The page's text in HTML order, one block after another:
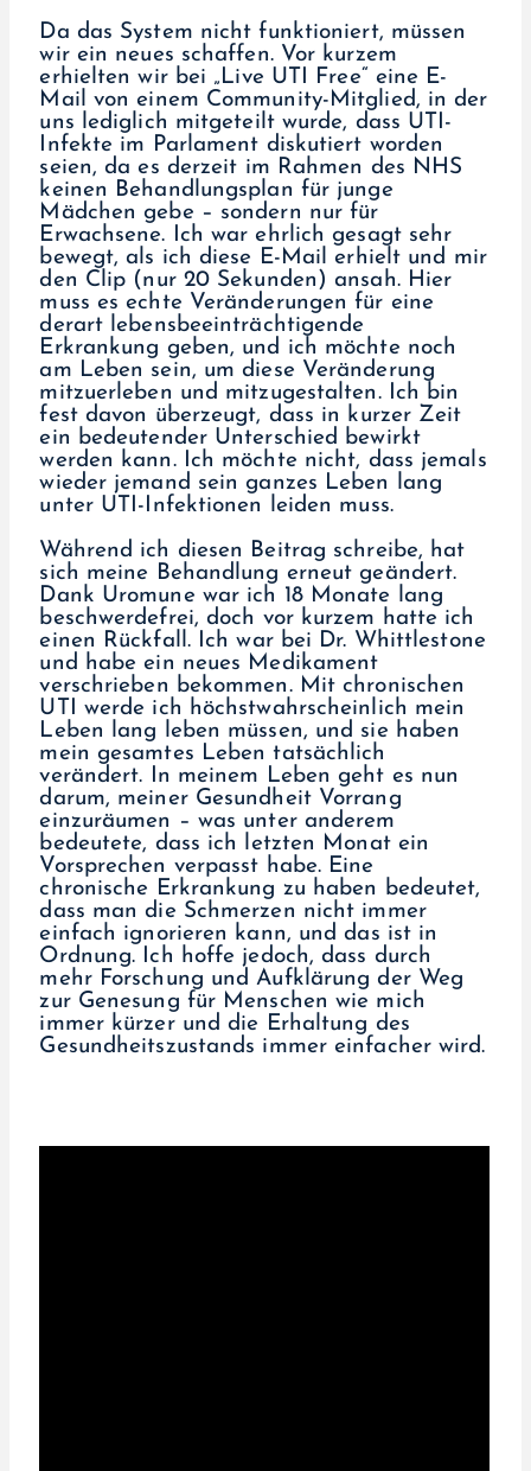
Da das System nicht funktioniert, müssen
wir ein neues schaffen. Vor kurzem
erhielten wir bei „Live UTI Free“ eine E-
Mail von einem Community-Mitglied, in der
uns lediglich mitgeteilt wurde, dass UTI-
Infekte im Parlament diskutiert worden
seien, da es derzeit im Rahmen des NHS
keinen Behandlungsplan für junge
Mädchen gebe – sondern nur für
Erwachsene. Ich war ehrlich gesagt sehr
bewegt, als ich diese E-Mail erhielt und mir
den Clip (nur 20 Sekunden) ansah. Hier
muss es echte Veränderungen für eine
derart lebensbeeinträchtigende
Erkrankung geben, und ich möchte noch
am Leben sein, um diese Veränderung
mitzuerleben und mitzugestalten. Ich bin
fest davon überzeugt, dass in kurzer Zeit
ein bedeutender Unterschied bewirkt
werden kann. Ich möchte nicht, dass jemals
wieder jemand sein ganzes Leben lang
unter UTI-Infektionen leiden muss.
Während ich diesen Beitrag schreibe, hat
sich meine Behandlung erneut geändert.
Dank Uromune war ich 18 Monate lang
beschwerdefrei, doch vor kurzem hatte ich
einen Rückfall. Ich war bei Dr. Whittlestone
und habe ein neues Medikament
verschrieben bekommen. Mit chronischen
UTI werde ich höchstwahrscheinlich mein
Leben lang leben müssen, und sie haben
mein gesamtes Leben tatsächlich
verändert. In meinem Leben geht es nun
darum, meiner Gesundheit Vorrang
einzuräumen – was unter anderem
bedeutete, dass ich letzten Monat ein
Vorsprechen verpasst habe. Eine
chronische Erkrankung zu haben bedeutet,
dass man die Schmerzen nicht immer
einfach ignorieren kann, und das ist in
Ordnung. Ich hoffe jedoch, dass durch
mehr Forschung und Aufklärung der Weg
zur Genesung für Menschen wie mich
immer kürzer und die Erhaltung des
Gesundheitszustands immer einfacher wird.